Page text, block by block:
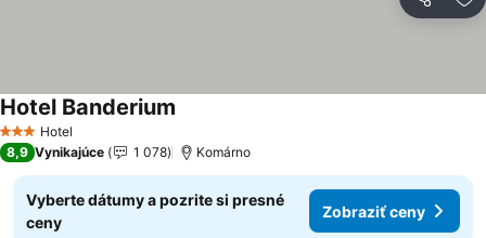
Zdieľať
3 Počet hviezdičiek
Hotel
Hotel Banderium
8,9 Vynikajúce 1 078 Komárno
Vyberte dátumy a pozrite si presné
ceny
Zobraziť ceny